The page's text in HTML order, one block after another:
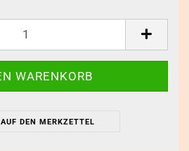
AUF DEN MERKZETTEL